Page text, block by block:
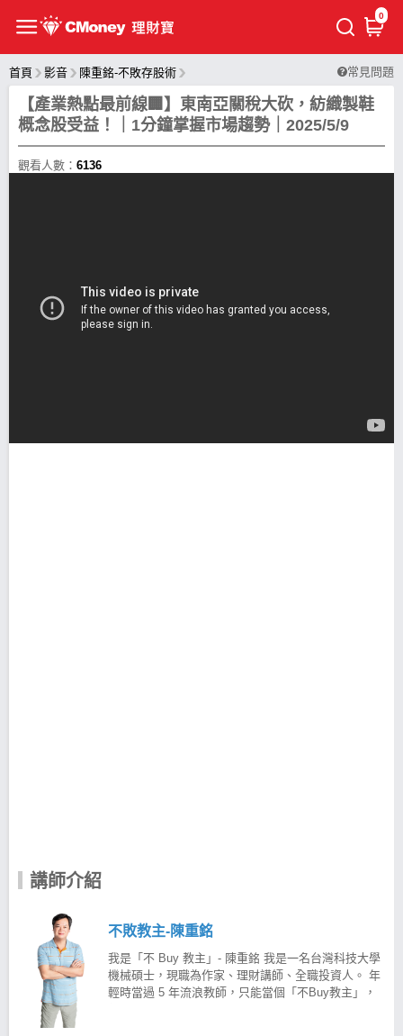
0
首頁 影音 陳重銘-不敗存股術 常見問題
【產業熱點最前線🏢】東南亞關稅大砍，紡織製鞋
概念股受益！｜1分鐘掌握市場趨勢｜2025/5/9
觀看人數： 6136
講師介紹
不敗教主-陳重銘
我是「不 Buy 教主」- 陳重銘 我是一名台灣科技大學
機械碩士，現職為作家、理財講師、全職投資人。 年
輕時當過 5 年流浪教師，只能當個「不Buy教主」，